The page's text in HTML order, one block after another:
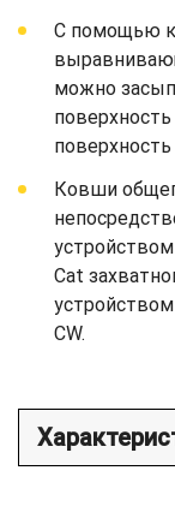
С помощью
можно
Ковши
Cat
CW.